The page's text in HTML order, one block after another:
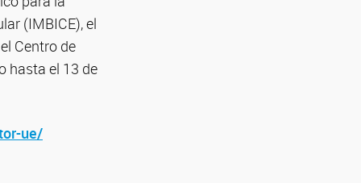
(IMBICE), el
Centro de
hasta el 13 de
ue/